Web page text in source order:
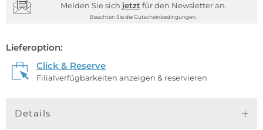
Melden Sie sich jetzt für den Newsletter an.
Beachten Sie die Gutscheinbedingungen.
Lieferoption:
Click & Reserve
Filialverfügbarkeiten anzeigen & reservieren
Details